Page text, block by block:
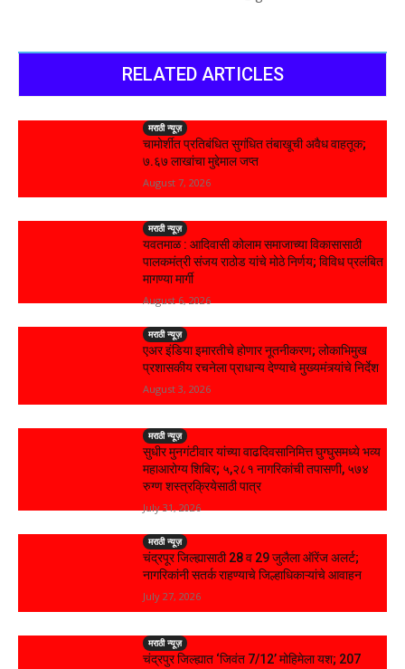
RELATED ARTICLES
मराठी न्यूज़
चामोर्शीत प्रतिबंधित सुगंधित तंबाखूची अवैध वाहतूक;
₹७.६७ लाखांचा मुद्देमाल जप्त
August 7, 2026
मराठी न्यूज़
यवतमाळ : आदिवासी कोलाम समाजाच्या विकासासाठी
पालकमंत्री संजय राठोड यांचे मोठे निर्णय; विविध प्रलंबित
मागण्या मार्गी
August 6, 2026
मराठी न्यूज़
एअर इंडिया इमारतीचे होणार नूतनीकरण; लोकाभिमुख
प्रशासकीय रचनेला प्राधान्य देण्याचे मुख्यमंत्र्यांचे निर्देश
August 3, 2026
मराठी न्यूज़
सुधीर मुनगंटीवार यांच्या वाढदिवसानिमित्त घुग्घुसमध्ये भव्य
महाआरोग्य शिबिर; ५,२८१ नागरिकांची तपासणी, ५७४
रुग्ण शस्त्रक्रियेसाठी पात्र
July 31, 2026
मराठी न्यूज़
चंद्रपूर जिल्ह्यासाठी 28 व 29 जुलैला ऑरेंज अलर्ट;
नागरिकांनी सतर्क राहण्याचे जिल्हाधिकाऱ्यांचे आवाहन
July 27, 2026
मराठी न्यूज़
चंद्रपुर जिल्ह्यात ‘जिवंत 7/12’ मोहिमेला यश; 207